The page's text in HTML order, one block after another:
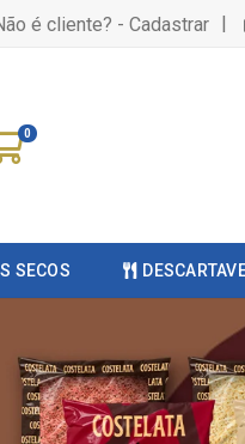
é cliente? - Cadastrar |
0
SECOS